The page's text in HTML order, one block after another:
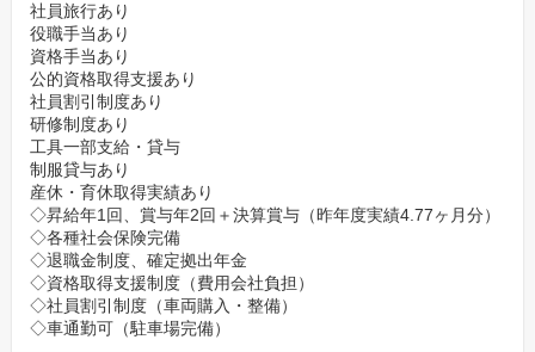
社員旅行あり
役職手当あり
資格手当あり
公的資格取得支援あり
社員割引制度あり
研修制度あり
工具一部支給・貸与
制服貸与あり
産休・育休取得実績あり
◇昇給年1回、賞与年2回＋決算賞与（昨年度実績4.77ヶ月分）
◇各種社会保険完備
◇退職金制度、確定拠出年金
◇資格取得支援制度（費用会社負担）
◇社員割引制度（車両購入・整備）
◇車通勤可（駐車場完備）